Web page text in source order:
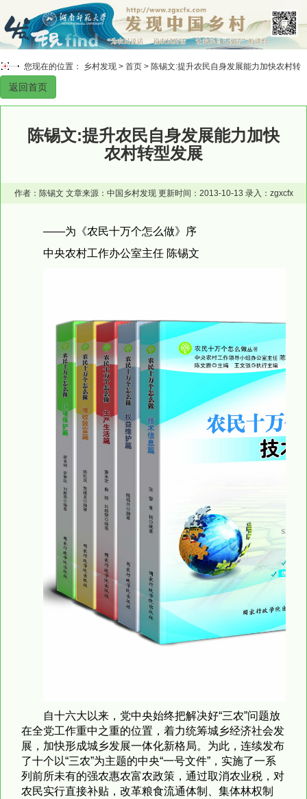
您现在的位置： 乡村发现 > 首页 > 陈锡文:提升农民自身发展能力加快农村转
型发展
返回首页
陈锡文:提升农民自身发展能力加快
农村转型发展
作者：陈锡文 文章来源：中国乡村发现 更新时间：2013-10-13 录入：zgxcfx
——为《农民十万个怎么做》序
中央农村工作办公室主任 陈锡文
自十六大以来，党中央始终把解决好“三农”问题放
在全党工作重中之重的位置，着力统筹城乡经济社会发
展，加快形成城乡发展一体化新格局。为此，连续发布
了十个以“三农”为主题的中央“一号文件”，实施了一系
列前所未有的强农惠农富农政策，通过取消农业税，对
农民实行直接补贴，改革粮食流通体制、集体林权制